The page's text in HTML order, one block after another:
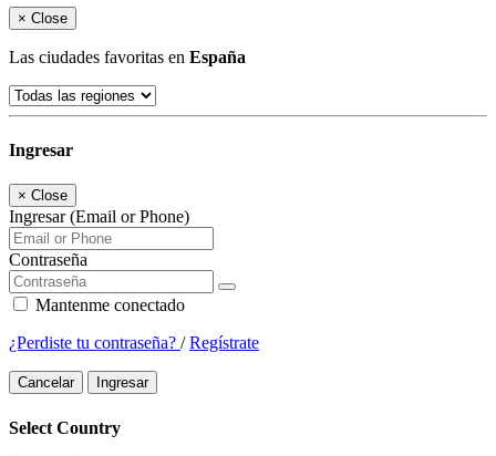
× Close
Las ciudades favoritas en España
Ingresar
× Close
Ingresar (Email or Phone)
Contraseña
Mantenme conectado
¿Perdiste tu contraseña? /Regístrate
Cancelar Ingresar
Select Country